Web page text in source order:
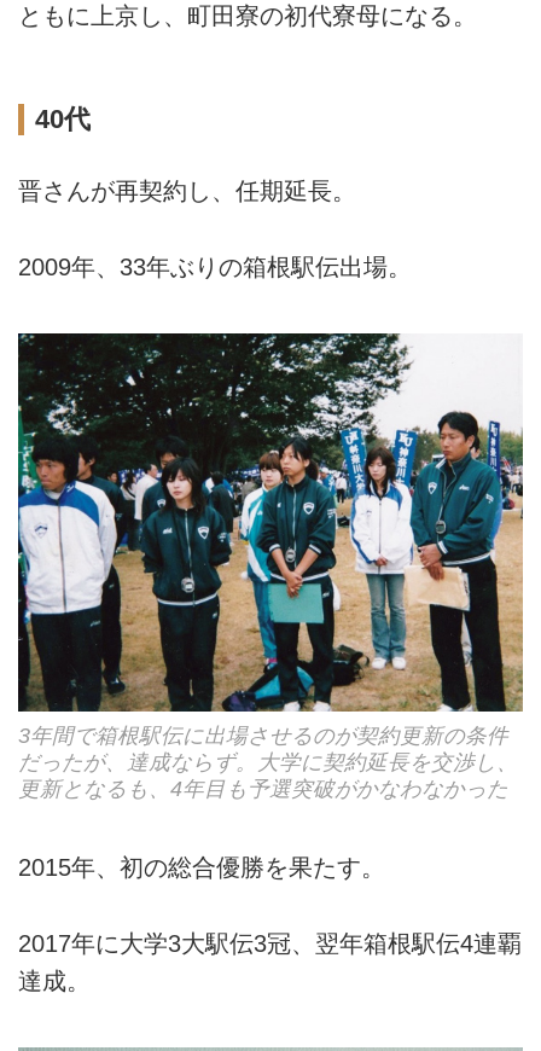
ともに上京し、町田寮の初代寮母になる。
40代
晋さんが再契約し、任期延長。
2009年、33年ぶりの箱根駅伝出場。
3年間で箱根駅伝に出場させるのが契約更新の条件
だったが、達成ならず。大学に契約延長を交渉し、
更新となるも、4年目も予選突破がかなわなかった
2015年、初の総合優勝を果たす。
2017年に大学3大駅伝3冠、翌年箱根駅伝4連覇
達成。